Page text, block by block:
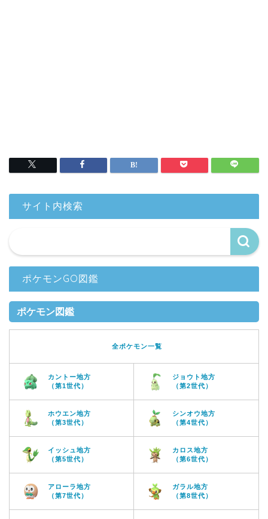
サイト内検索
ポケモンGO図鑑
ポケモン図鑑
全ポケモン一覧
カントー地方
（第1世代）
ジョウト地方
（第2世代）
ホウエン地方
（第3世代）
シンオウ地方
（第4世代）
イッシュ地方
（第5世代）
カロス地方
（第6世代）
アローラ地方
（第7世代）
ガラル地方
（第8世代）